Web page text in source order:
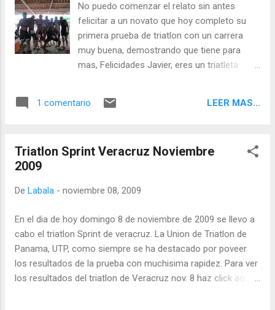
tenía una serie de 800s metros, cuando
termine podía jurar que estaba en la última
boya del circuito de Clearwater, yo solo me
reía, literalmente en mi cabeza estaba allí. En
la carrera del domingo, terminando los 5k del
y estaba allí en esas calles perfectas de
No puedo comenzar el relato sin antes
felicitar a un novato que hoy completo su
primera prueba de triatlon con un carrera
muy buena, demostrando que tiene para
mas, Felicidades Javier, eres un triatleta
anotaciones personales sobre el Triatlon
a fin de cuentas uno aprende mucho de
manera de analizar mi performance es
alli voy. La Previa : Despues del Ironman de
Hawaii he estado muy ocupado atendiendo
mi trabajo y otros deberes familiares que
habia pospuesto por todo lo que implica
1 comentario LEER MAS...
Triatlon Sprint Veracruz Noviembre
2009
De Labala - noviembre 08, 2009
En el dia de hoy domingo 8 de noviembre de 2009 se llevo a
cabo el triatlon Sprint de veracruz. La Union de Triatlon de
Panama, UTP, como siempre se ha destacado por poveer
los resultados de la prueba con muchisima rapidez. Para ver
los resultados del triatlon de Veracruz nov. 8 haz click aqui .